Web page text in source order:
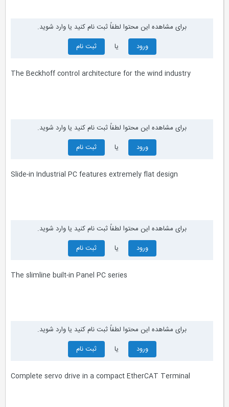
برای مشاهده این محتوا لطفاً ثبت نام کنید یا وارد شوید.
ورود
ثبت نام
The Beckhoff control architecture for the wind industry
برای مشاهده این محتوا لطفاً ثبت نام کنید یا وارد شوید.
ورود
ثبت نام
Slide-in Industrial PC features extremely flat design
برای مشاهده این محتوا لطفاً ثبت نام کنید یا وارد شوید.
ورود
ثبت نام
The slimline built-in Panel PC series
برای مشاهده این محتوا لطفاً ثبت نام کنید یا وارد شوید.
ورود
ثبت نام
Complete servo drive in a compact EtherCAT Terminal